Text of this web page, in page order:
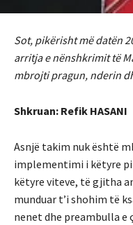
Sot, pikërisht më datën
arritja e nënshkrimit të
mbrojti pragun, nderin
Shkruan: Refik HASANI
Asnjë takim nuk është
implementimi i këtyre
këtyre viteve, të gjitha
munduar t’i shohim të
nenet dhe preambulla e